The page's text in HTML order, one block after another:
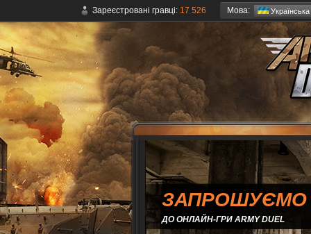
Зареєстровані гравці: 17 526 Мова: Українська
ЗАПРОШУЄМО
ДО ОНЛАЙН-ГРИ ARMY DUEL